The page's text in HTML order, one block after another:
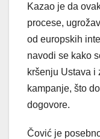
Kazao je da
procese,
od europskih
navodi se kako
kršenju Ustava i
kampanje, što
dogovore.
Čović je